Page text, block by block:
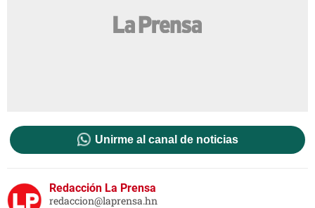
Unirme al canal de noticias
Redacción La Prensa
redaccion@laprensa.hn